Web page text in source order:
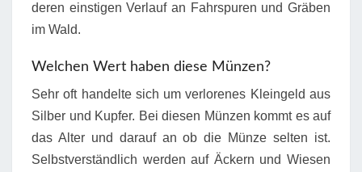
deren einstigen Verlauf an Fahrspuren und Gräben
im Wald.
Welchen Wert haben diese Münzen?
Sehr oft handelte sich um verlorenes Kleingeld aus
Silber und Kupfer. Bei diesen Münzen kommt es auf
das Alter und darauf an ob die Münze selten ist.
Selbstverständlich werden auf Äckern und Wiesen